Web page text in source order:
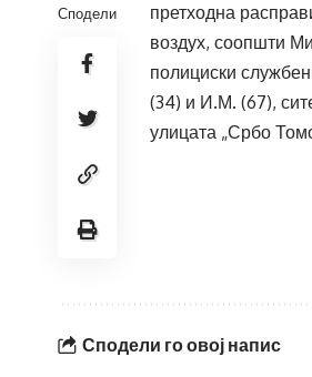
Сподели
претходна
воздух, соопшти
полициски
(34) и И.М. (67),
улицата „Србо
Сподели го овој напис